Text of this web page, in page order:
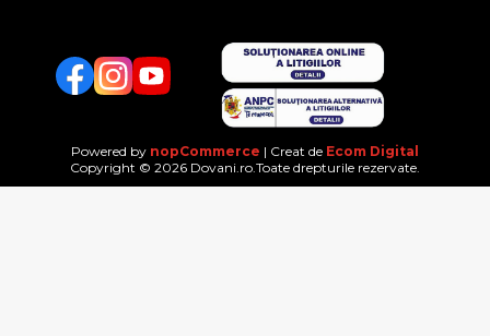
FacebookTwitterYouTube
Powered by nopCommerce | Creat de Ecom Digital
Copyright © 2026 Dovani.ro.Toate drepturile rezervate.